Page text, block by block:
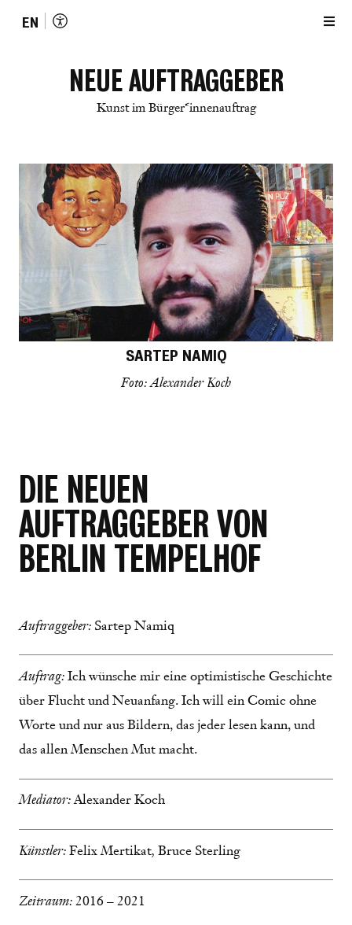
EN
NEUE AUFTRAGGEBER
Kunst im Bürger*innenauftrag
SARTEP NAMIQ
Foto: Alexander Koch
DIE NEUEN
AUFTRAGGEBER VON
BERLIN TEMPELHOF
Auftraggeber: Sartep Namiq
Auftrag: Ich wünsche mir eine optimistische Geschichte
über Flucht und Neuanfang. Ich will ein Comic ohne
Worte und nur aus Bildern, das jeder lesen kann, und
das allen Menschen Mut macht.
Mediator:Alexander Koch
Künstler: Felix Mertikat, Bruce Sterling
Zeitraum: 2016 – 2021